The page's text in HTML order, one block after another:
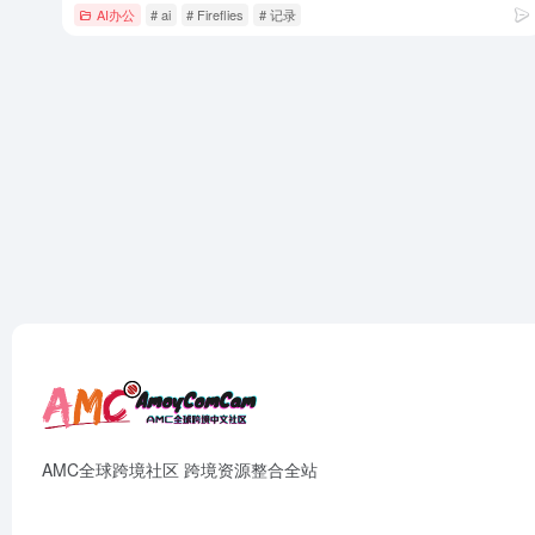
AI办公 # ai # Fireflies # 记录
AMC全球跨境社区 跨境资源整合全站